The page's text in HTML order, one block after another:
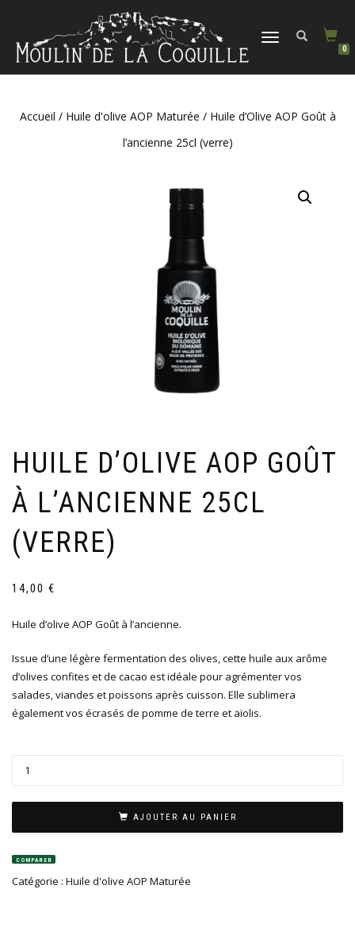
DÉPLIER
0
Accueil / Huile d'olive AOP Maturée / Huile d’Olive AOP Goût à
l’ancienne 25cl (verre)
HUILE D’OLIVE AOP GOÛT
À L’ANCIENNE 25CL
(VERRE)
14,00 €
Huile d’olive AOP Goût à l’ancienne.
Issue d’une légère fermentation des olives, cette huile aux arôme
d’olives confites et de cacao est idéale pour agrémenter vos
salades, viandes et poissons après cuisson. Elle sublimera
également vos écrasés de pomme de terre et aïolis.
AJOUTER AU PANIER
COMPARER
Catégorie : Huile d'olive AOP Maturée